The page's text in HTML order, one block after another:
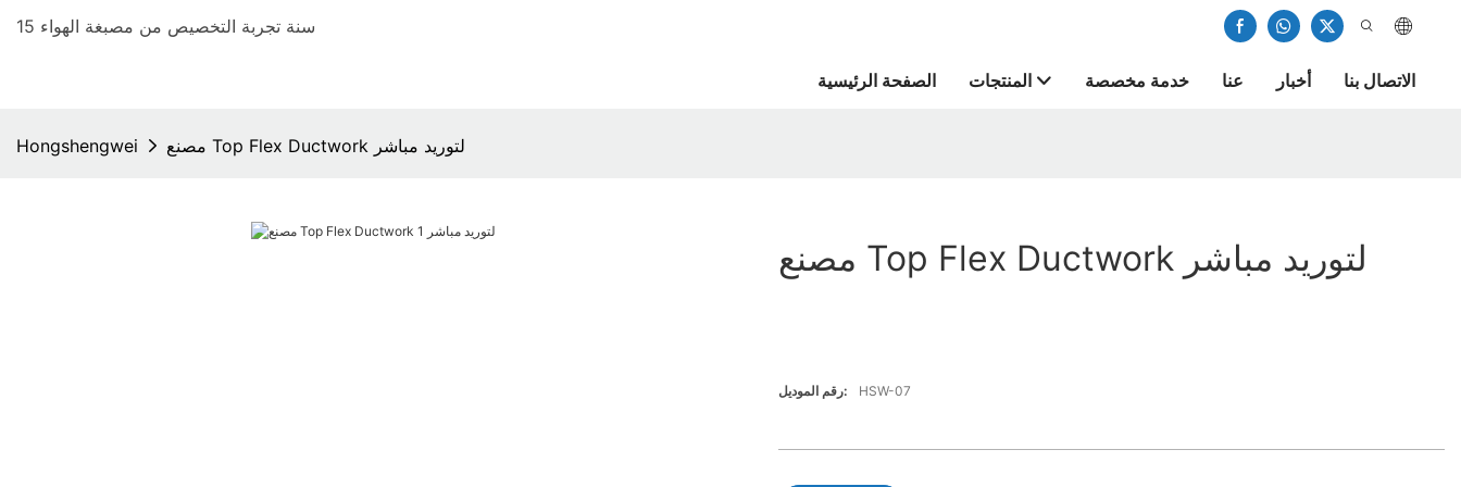
15 سنة تجربة التخصيص من مصبغة الهواء
الصفحة الرئيسية المنتجات خدمة مخصصة عنا أخبار الاتصال بنا
Hongshengwei مصنع Top Flex Ductwork لتوريد مباشر
مصنع Top Flex Ductwork لتوريد مباشر
رقم الموديل: HSW-07